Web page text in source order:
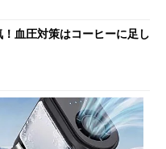
血圧対策はコーヒーに足し